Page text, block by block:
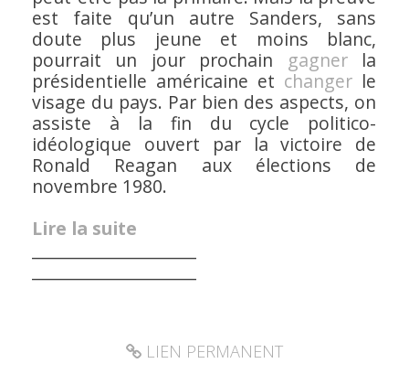
est faite qu’un autre Sanders, sans
doute plus jeune et moins blanc,
pourrait un jour prochain gagnerla
présidentielle américaine et changer le
visage du pays. Par bien des aspects, on
assiste à la fin du cycle politico-
idéologique ouvert par la victoire de
Ronald Reagan aux élections de
novembre 1980.
Lire la suite
LIEN PERMANENT